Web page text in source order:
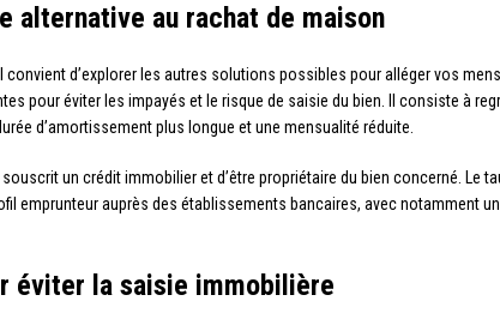
alternative au rachat de maison
convient d’explorer les autres solutions possibles pour alléger vos
pour éviter les impayés et le risque de saisie du bien. Il consiste à
d’amortissement plus longue et une mensualité réduite.
un crédit immobilier et d’être propriétaire du bien concerné. Le
emprunteur auprès des établissements bancaires, avec notamment
éviter la saisie immobilière